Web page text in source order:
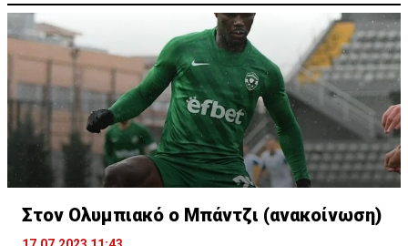
Στον Ολυμπιακό ο Μπάντζι (ανακοίνωση)